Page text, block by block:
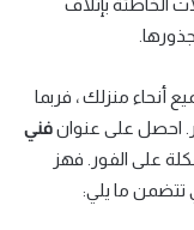
الخاطئة بإتلاف
منزلك ، فربما
احصل على عنوانفني
على الفور. فهز
تتضمن ما يلي: